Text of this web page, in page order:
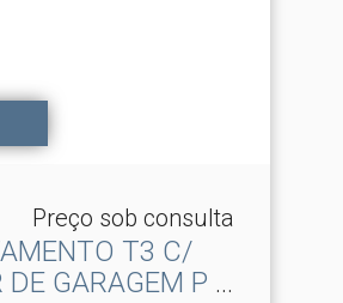
Preço sob consulta
T3 C/
DE GARAGEM P 2